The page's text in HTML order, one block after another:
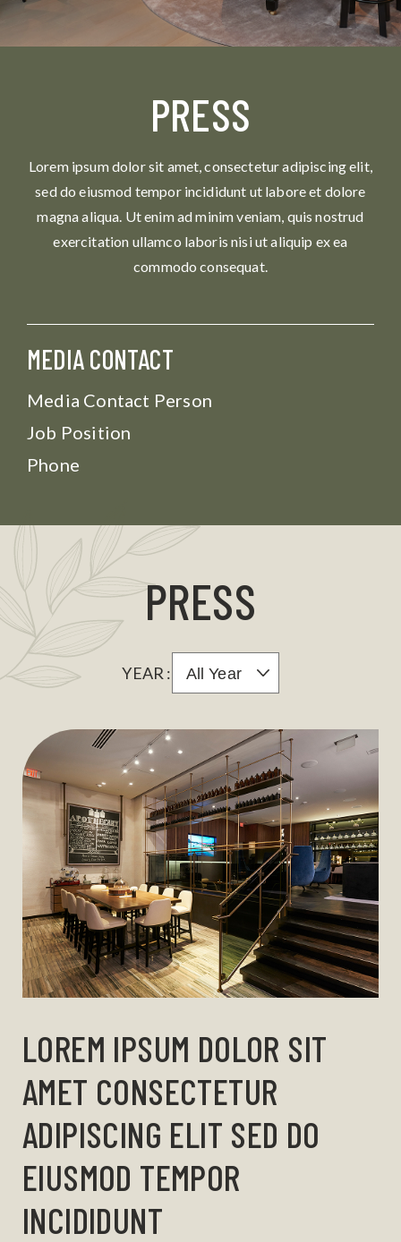
PRESS
Lorem ipsum dolor sit amet, consectetur adipiscing elit,
sed do eiusmod tempor incididunt ut labore et dolore
magna aliqua. Ut enim ad minim veniam, quis nostrud
exercitation ullamco laboris nisi ut aliquip ex ea
commodo consequat.
MEDIA CONTACT
Media Contact Person
Job Position
Phone
PRESS
YEAR :
LOREM IPSUM DOLOR SIT
AMET CONSECTETUR
ADIPISCING ELIT SED DO
EIUSMOD TEMPOR
INCIDIDUNT